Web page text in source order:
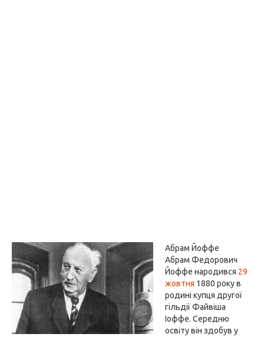
Абрам Йоффе
Абрам Федорович
Йоффе народився 29
жовтня 1880 року в
родині купця другої
гільдії Файвіша
Іоффе. Середню
освіту він здобув у